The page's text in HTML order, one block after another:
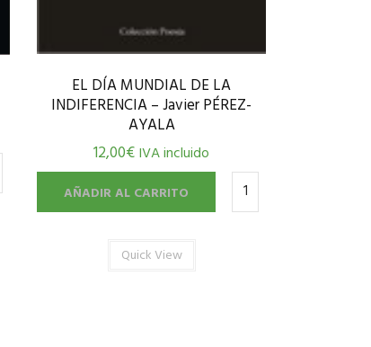
EL DÍA MUNDIAL DE LA
INDIFERENCIA – Javier PÉREZ-
AYALA
12,00€IVA incluido
AÑADIR AL CARRITO
Quick View